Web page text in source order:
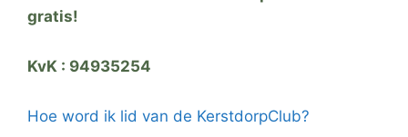
gratis!
KvK : 94935254
Hoe word ik lid van de KerstdorpClub?